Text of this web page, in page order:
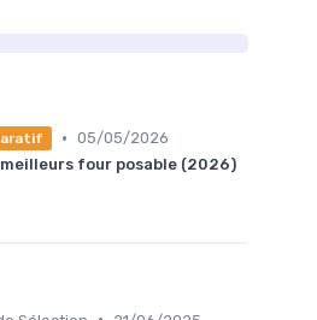
• 05/05/2026
meilleurs four posable (2026)